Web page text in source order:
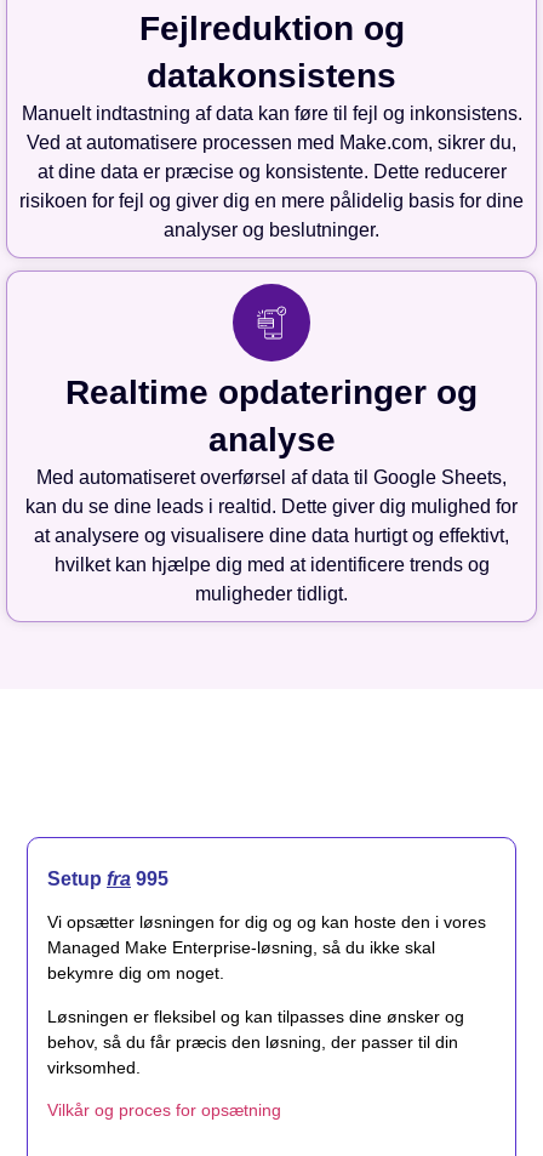
Fejlreduktion og
datakonsistens
Manuelt indtastning af data kan føre til fejl og inkonsistens.
Ved at automatisere processen med Make.com, sikrer du,
at dine data er præcise og konsistente. Dette reducerer
risikoen for fejl og giver dig en mere pålidelig basis for dine
analyser og beslutninger.
Realtime opdateringer og
analyse
Med automatiseret overførsel af data til Google Sheets,
kan du se dine leads i realtid. Dette giver dig mulighed for
at analysere og visualisere dine data hurtigt og effektivt,
hvilket kan hjælpe dig med at identificere trends og
muligheder tidligt.
Setup fra 995
Vi opsætter løsningen for dig og og kan hoste den i vores
Managed Make Enterprise-løsning, så du ikke skal
bekymre dig om noget.
Løsningen er fleksibel og kan tilpasses dine ønsker og
behov, så du får præcis den løsning, der passer til din
virksomhed.
Vilkår og proces for opsætning